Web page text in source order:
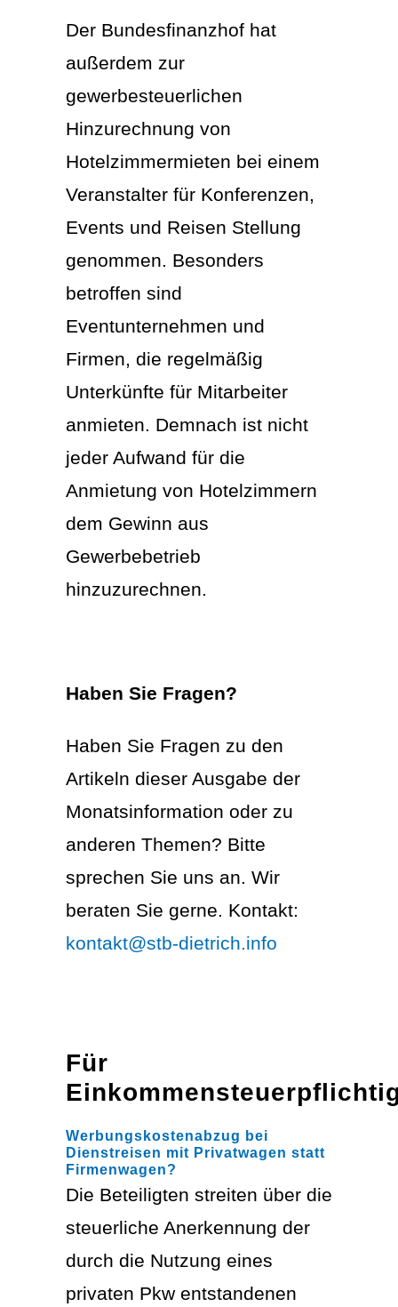
Der Bundesfinanzhof hat
außerdem zur
gewerbesteuerlichen
Hinzurechnung von
Hotelzimmermieten bei einem
Veranstalter für Konferenzen,
Events und Reisen Stellung
genommen. Besonders
betroffen sind
Eventunternehmen und
Firmen, die regelmäßig
Unterkünfte für Mitarbeiter
anmieten. Demnach ist nicht
jeder Aufwand für die
Anmietung von Hotelzimmern
dem Gewinn aus
Gewerbebetrieb
hinzuzurechnen.
Haben Sie Fragen?
Haben Sie Fragen zu den
Artikeln dieser Ausgabe der
Monatsinformation oder zu
anderen Themen? Bitte
sprechen Sie uns an. Wir
beraten Sie gerne. Kontakt:
kontakt@stb-dietrich.info
Für
Werbungskostenabzug bei
Dienstreisen mit Privatwagen statt
Firmenwagen?
Die Beteiligten streiten über die
steuerliche Anerkennung der
durch die Nutzung eines
privaten Pkw entstandenen